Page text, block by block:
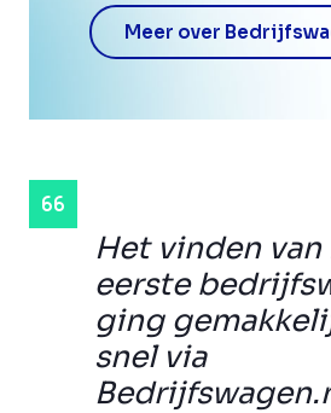
Het vinden
eerste
ging
snel via
Meer over